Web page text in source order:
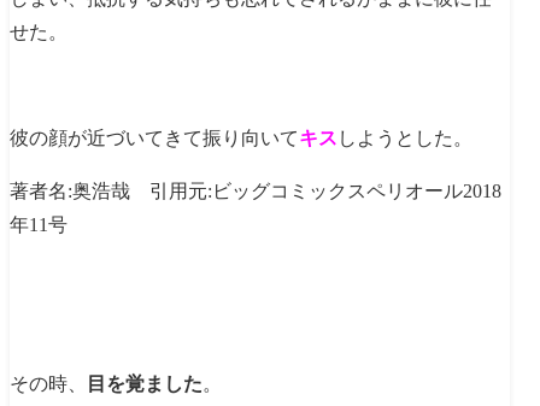
せた。
彼の顔が近づいてきて振り向いてキス しようとした。
著者名:奥浩哉 引用元:ビッグコミックスペリオール2018
年11号
その時、 目を覚ました。